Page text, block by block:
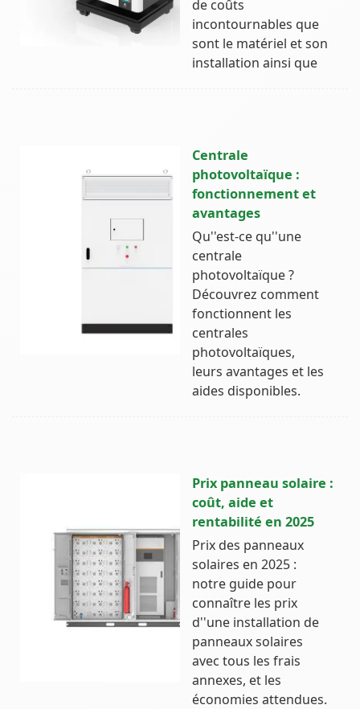
de coûts
incontournables que
sont le matériel et son
installation ainsi que
Centrale
photovoltaïque :
fonctionnement et
avantages
Qu''est-ce qu''une
centrale
photovoltaïque ?
Découvrez comment
fonctionnent les
centrales
photovoltaïques,
leurs avantages et les
aides disponibles.
Prix panneau solaire :
coût, aide et
rentabilité en 2025
Prix des panneaux
solaires en 2025 :
notre guide pour
connaître les prix
d''une installation de
panneaux solaires
avec tous les frais
annexes, et les
économies attendues.